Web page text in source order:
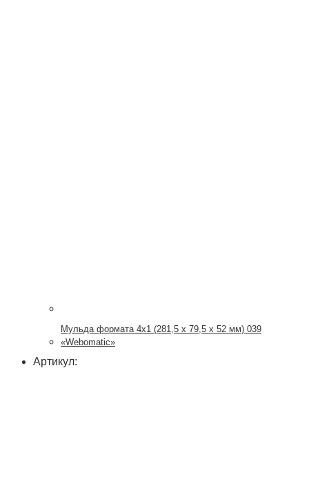
Мульда формата 4х1 (281,5 x 79,5 x 52 мм) 039
«Webomatic»
Артикул: